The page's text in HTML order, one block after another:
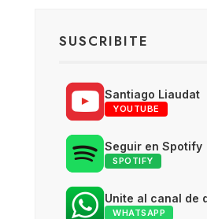
SUSCRIBITE
Santiago Liaudat
YOUTUBE
Seguir en Spotify
SPOTIFY
Unite al canal de
WHATSAPP